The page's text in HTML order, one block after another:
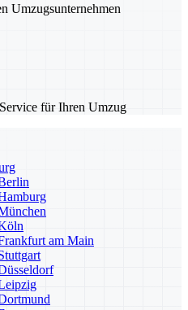
Umzugsunternehmen
für Ihren Umzug
am Main